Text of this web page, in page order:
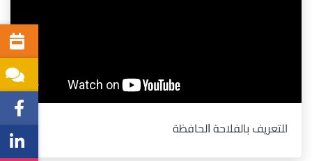
اﻠﺘﻌﺮﻳﻒ ﺑﺎﻟﻔﻼﺣﺔ ﺍﻟﺤﺎﻓﻈﺔ